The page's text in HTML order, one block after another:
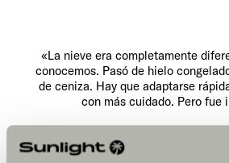
«La nieve era completamente
conocemos. Pasó de hielo
de ceniza. Hay que adaptarse
con más cuidado. Pero fue